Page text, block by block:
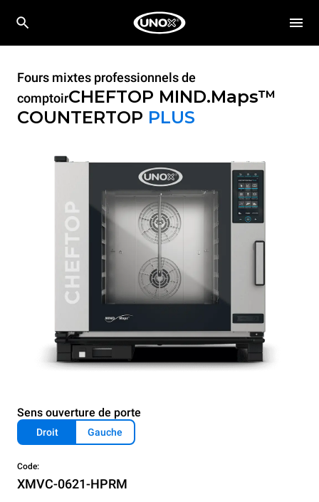
Fours mixtes professionnels de
comptoirCHEFTOP MIND.Maps™
COUNTERTOP PLUS
Sens ouverture de porte
Droit Gauche
Code:
XMVC-0621-HPRM